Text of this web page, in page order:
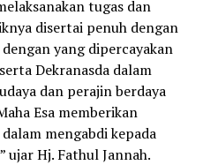
tugas dan
disertai penuh dengan
yang dipercayakan
Dekranasda dalam
dan perajin berdaya
Esa memberikan
mengabdi kepada
ujar Hj. Fathul Jannah.